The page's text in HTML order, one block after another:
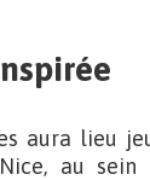
aura lieu
au